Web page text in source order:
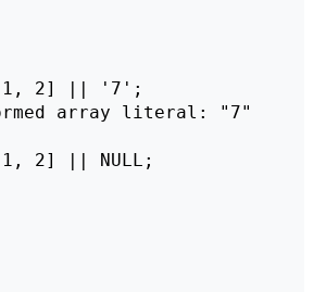
2] || '7';
array literal: "7"
2] || NULL;                --